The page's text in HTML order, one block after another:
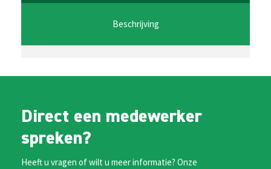
Beschrijving
Direct een medewerker
spreken?
Heeft u vragen of wilt u meer informatie? Onze